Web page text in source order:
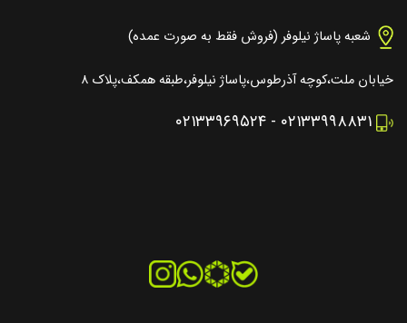
شعبه پاساژ نیلوفر (فروش فقط به صورت عمده)
خیابان ملت،کوچه آذرطوس،پاساژ نیلوفر،طبقه همکف،پلاک ۸
۰۲۱۳۳۹۹۸۸۳۱ - ۰۲۱۳۳۹۶۹۵۲۴